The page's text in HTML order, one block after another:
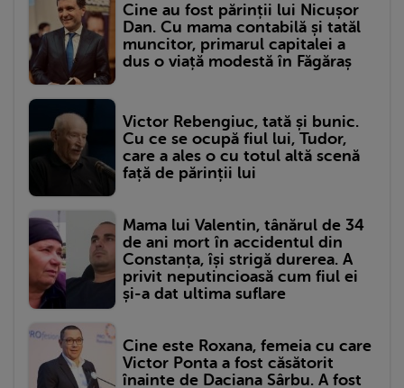
Cine au fost părinții lui Nicușor
Dan. Cu mama contabilă și tatăl
muncitor, primarul capitalei a
dus o viață modestă în Făgăraș
Victor Rebengiuc, tată și bunic.
Cu ce se ocupă fiul lui, Tudor,
care a ales o cu totul altă scenă
față de părinții lui
Mama lui Valentin, tânărul de 34
de ani mort în accidentul din
Constanța, își strigă durerea. A
privit neputincioasă cum fiul ei
și-a dat ultima suflare
Cine este Roxana, femeia cu care
Victor Ponta a fost căsătorit
înainte de Daciana Sârbu. A fost